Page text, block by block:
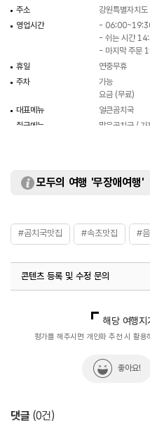
주소
강원특별자치
영업시간
-
- 쉬는 시간
- 마지막 주문
휴일
연중무휴
주차
가능
요금 (무료)
대표메뉴
얼큰곰치국
취급메뉴
맑은곰치국 /
모두의 여행 '무장애여행'
#곰치국맛집 #속초맛집 #
콘텐츠 등록 및 수정 문의
해당 여행지
평가를 해주시면 개인화 추천 시 활용
좋아요!
댓글 (0건)